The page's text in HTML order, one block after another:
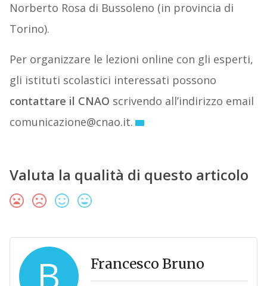
Norberto Rosa di Bussoleno (in provincia di
Torino).
Per organizzare le lezioni online con gli esperti,
gli istituti scolastici interessati possono
contattare il CNAO scrivendo all’indirizzo email
comunicazione@cnao.it.
Valuta la qualità di questo articolo
B Francesco Bruno